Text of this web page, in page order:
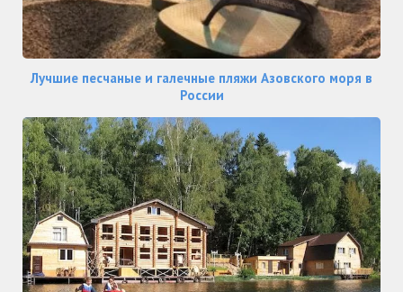
Лучшие песчаные и галечные пляжи Азовского моря в
России